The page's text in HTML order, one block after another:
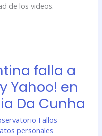
de los videos.
falla a
Yahoo! en
Da Cunha
Fallos
personales